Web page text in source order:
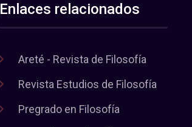
Enlaces relacionados
Areté - Revista de Filosofía
Revista Estudios de Filosofía
Pregrado en Filosofía